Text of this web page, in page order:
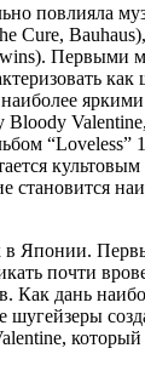
повлияла
Cure,
Первыми
“Loveless”
становится
Японии.
почти
Как дань
шугейзеры
который